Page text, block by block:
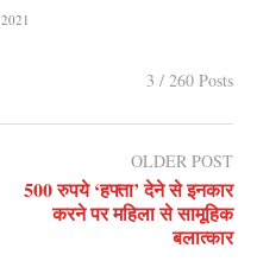
3 / 260 Posts
OLDER POST
500 रुपये ‘हफ्ता’ देने से इनकार
करने पर महिला से सामूहिक
बलात्कार